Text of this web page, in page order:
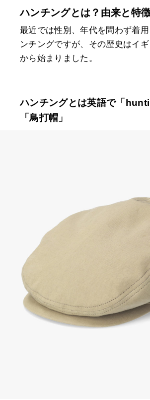
ハンチングとは？由来と特
最近では性別、年代を問わず着
ンチングですが、その歴史はイ
から始まりました。
ハンチングとは英語で「
「鳥打帽」